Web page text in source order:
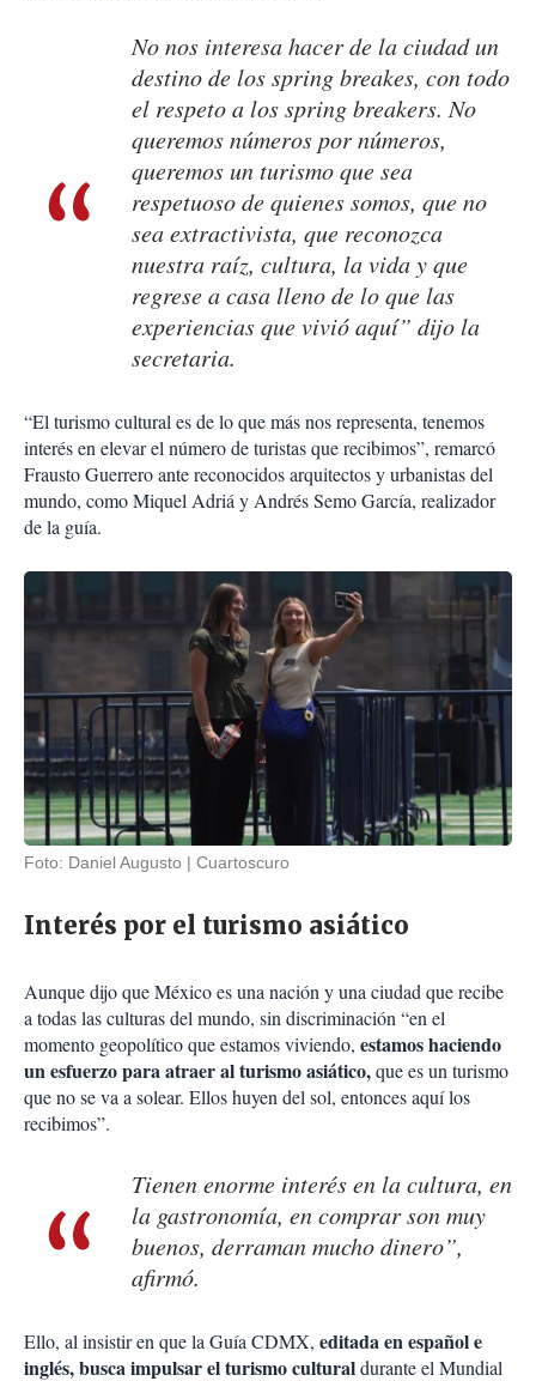
No nos interesa hacer de la ciudad un
destino de los spring breakes, con todo
el respeto a los spring breakers. No
queremos números por números,
queremos un turismo que sea
respetuoso de quienes somos, que no
sea extractivista, que reconozca
nuestra raíz, cultura, la vida y que
regrese a casa lleno de lo que las
experiencias que vivió aquí” dijo la
secretaria.
“El turismo cultural es de lo que más nos representa, tenemos
interés en elevar el número de turistas que recibimos”, remarcó
Frausto Guerrero ante reconocidos arquitectos y urbanistas del
mundo, como Miquel Adriá y Andrés Semo García, realizador
de la guía.
Foto: Daniel Augusto | Cuartoscuro
Interés por el turismo asiático
Aunque dijo que México es una nación y una ciudad que recibe
a todas las culturas del mundo, sin discriminación “en el
momento geopolítico que estamos viviendo, estamos haciendo
un esfuerzo para atraer al turismo asiático,que es un turismo
que no se va a solear. Ellos huyen del sol, entonces aquí los
recibimos”.
Tienen enorme interés en la cultura, en
la gastronomía, en comprar son muy
buenos, derraman mucho dinero”,
afirmó.
Ello, al insistir en que la Guía CDMX, editada en español e
inglés, busca impulsar el turismo culturaldurante el Mundial